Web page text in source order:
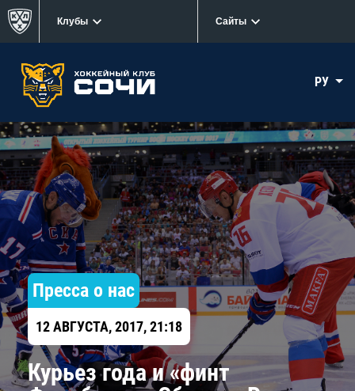
Клубы Сайты
РУ
Пресса о нас
12 АВГУСТА, 2017, 21:18
Курьез года и «финт